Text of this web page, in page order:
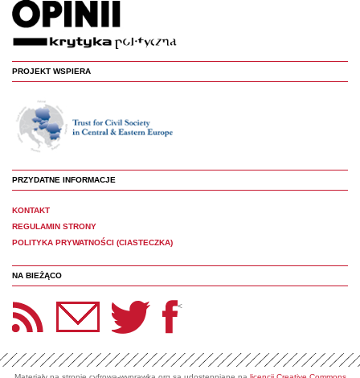
PROJEKT WSPIERA
PRZYDATNE INFORMACJE
KONTAKT
REGULAMIN STRONY
POLITYKA PRYWATNOŚCI (CIASTECZKA)
NA BIEŻĄCO
Panoptyka Facebook <